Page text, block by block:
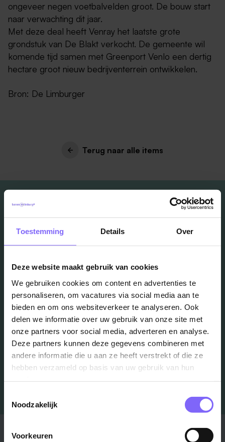
Toestemming Details Over
Deze website maakt gebruik van cookies
We gebruiken cookies om content en advertenties te
personaliseren, om vacatures via social media aan te
bieden en om ons websiteverkeer te analyseren. Ook
delen we informatie over uw gebruik van onze site met
onze partners voor social media, adverteren en analyse.
Deze partners kunnen deze gegevens combineren met
andere informatie die u aan ze heeft verstrekt of die ze
hebben verzameld op basis van uw gebruik van hun
Noodzakelijk
Voorkeuren
ongeveer negen voetbalvelden groot. De bouw start
naar verwachting dit jaar.
Met deze deal heeft Venray het laatste grote
grondstuk van De Blakt verkocht. De gemeente wil
komende tijd samen met Greenport Venlo een dertig
hectare groot nieuw bedrijventerrein ontwikkelen.
Bron: De Limburger
Terug naar alle items
Vacatures
in je mailbox?
Schrijf je in en we houden je op de hoogte
Job Alert instellen
Stad